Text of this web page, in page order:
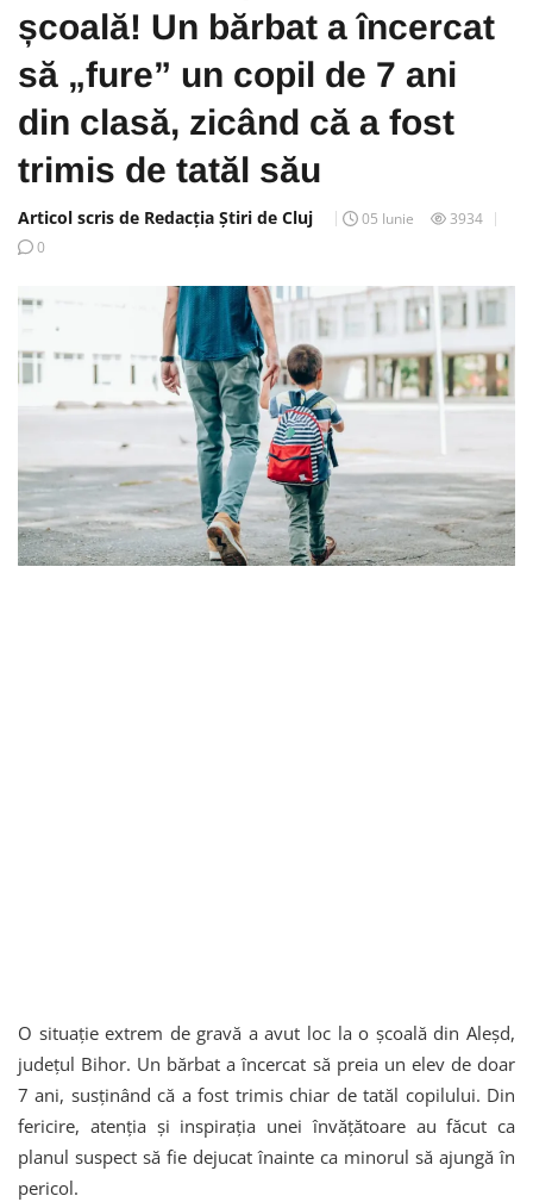
școală! Un bărbat a încercat
să „fure” un copil de 7 ani
din clasă, zicând că a fost
trimis de tatăl său
Articol scris de Redacția Știri de Cluj 05 Iunie
3934
0
O situație extrem de gravă a avut loc la o școală din Aleșd,
județul Bihor. Un bărbat a încercat să preia un elev de doar
7 ani, susținând că a fost trimis chiar de tatăl copilului. Din
fericire, atenția și inspirația unei învățătoare au făcut ca
planul suspect să fie dejucat înainte ca minorul să ajungă în
pericol.